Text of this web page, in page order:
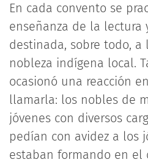
En cada convento se
enseñanza de la lectura
destinada, sobre todo, a
nobleza indígena local.
ocasionó una reacción
llamarla: los nobles de
jóvenes con diversos
pedían con avidez a los
estaban formando en el